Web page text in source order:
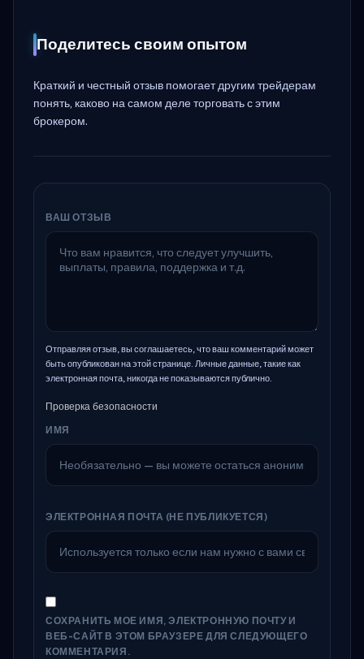
Поделитесь своим опытом
Краткий и честный отзыв помогает другим трейдерам
понять, каково на самом деле торговать с этим
брокером.
ВАШ ОТЗЫВ
Отправляя отзыв, вы соглашаетесь, что ваш комментарий может
быть опубликован на этой странице. Личные данные, такие как
электронная почта, никогда не показываются публично.
Проверка безопасности
ИМЯ
ЭЛЕКТРОННАЯ ПОЧТА (НЕ ПУБЛИКУЕТСЯ)
СОХРАНИТЬ МОЕ ИМЯ, ЭЛЕКТРОННУЮ ПОЧТУ И
ВЕБ-САЙТ В ЭТОМ БРАУЗЕРЕ ДЛЯ СЛЕДУЮЩЕГО
КОММЕНТАРИЯ.